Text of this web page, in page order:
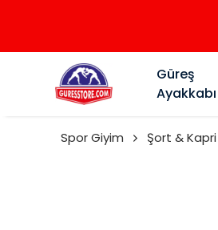
Güreş
Ayakkabı
Spor Giyim Şort & Kapri